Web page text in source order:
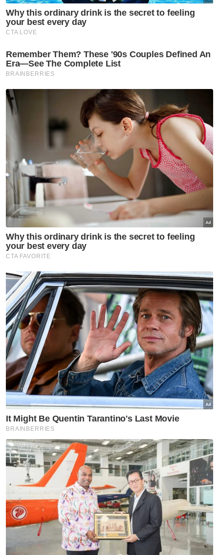
Sukan
Penyokong Indonesia hentam
jurulatih Garuda